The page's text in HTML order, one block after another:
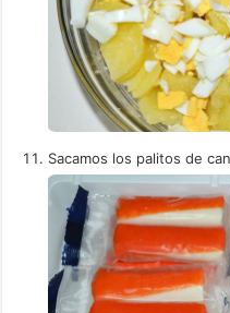
Sacamos los palitos de